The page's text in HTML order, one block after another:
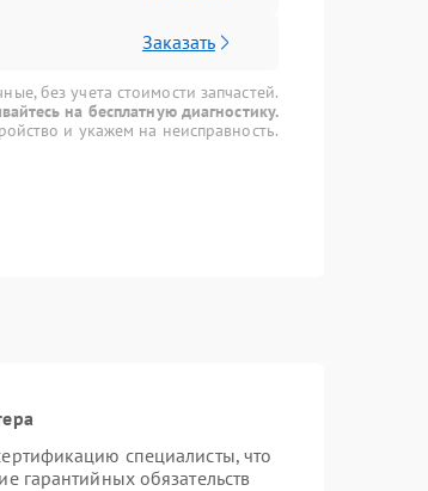
Заказать
без учета стоимости запчастей.
на бесплатную диагностику.
и укажем на неисправность.
специалисты, что
гарантийных обязательств